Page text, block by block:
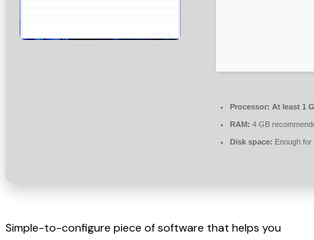
Processor: At least 1
RAM: 4 GB
Disk space: Enough for
Simple-to-configure piece of software that helps you